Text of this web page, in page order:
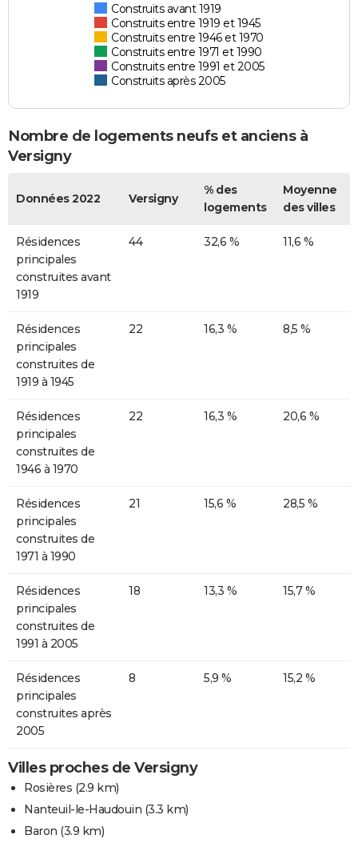
Construits avant 1919
Construits entre 1919 et 1945
Construits entre 1946 et 1970
Construits entre 1971 et 1990
Construits entre 1991 et 2005
Construits après 2005
Nombre de logements neufs et anciens à
Versigny
Données 2022 Versigny
% des
logements
Moyenne
des villes
Résidences
principales
construites avant
1919
44 32,6 % 11,6 %
Résidences
principales
construites de
1919 à 1945
22 16,3 % 8,5 %
Résidences
principales
construites de
1946 à 1970
22 16,3 % 20,6 %
Résidences
principales
construites de
1971 à 1990
21 15,6 % 28,5 %
Résidences
principales
construites de
1991 à 2005
18 13,3 % 15,7 %
Résidences
principales
construites après
2005
8 5,9 % 15,2 %
Villes proches de Versigny
Rosières (2.9 km)
Nanteuil-le-Haudouin (3.3 km)
Baron (3.9 km)